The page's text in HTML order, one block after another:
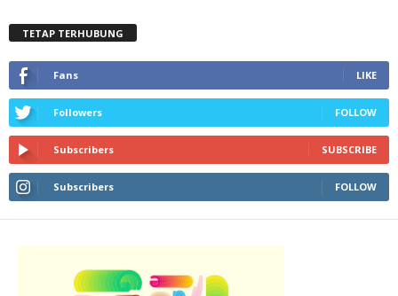
TETAP TERHUBUNG
Fans LIKE
Followers FOLLOW
Subscribers SUBSCRIBE
Subscribers FOLLOW